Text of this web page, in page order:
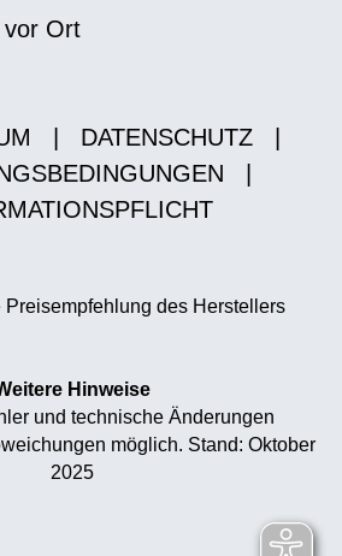
Ort
DATENSCHUTZ
des Herstellers
Hinweise
und technische Änderungen
möglich. Stand: Oktober
2025